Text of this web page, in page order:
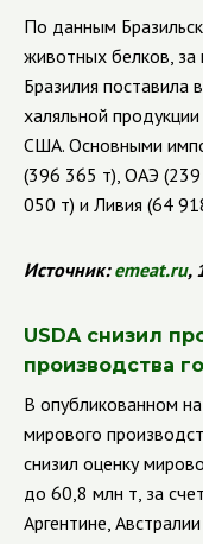
По данным
животных белков,
Бразилия поставила
халяльной
США. Основными
(396 365 т), ОАЭ
050 т) и Ливия (64
Источник:emeat.ru,
USDA снизил
производства
В опубликованном
мирового
снизил оценку
до 60,8 млн т, за
Аргентине,